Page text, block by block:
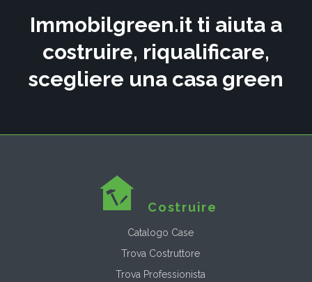
Immobilgreen.it ti aiuta a
costruire, riqualificare,
scegliere una casa green
Costruire
Catalogo Case
Trova Costruttore
Trova Professionista